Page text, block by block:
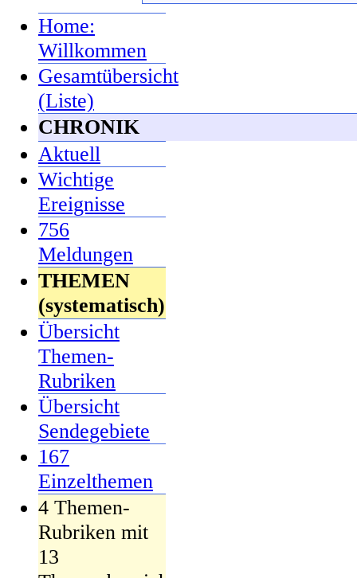
Home:
Willkommen
Gesamtübersicht
(Liste)
CHRONIK
Aktuell
Wichtige
Ereignisse
756
Meldungen
THEMEN
(systematisch)
Übersicht
Themen-
Rubriken
Übersicht
Sendegebiete
167
Einzelthemen
4 Themen-
Rubriken mit
13